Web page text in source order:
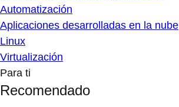
Automatización
Aplicaciones desarrolladas en la nube
Linux
Virtualización
Para ti
Recomendado